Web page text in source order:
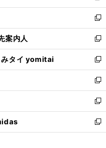
開
く
ウ
で
開
く
ウ
ィ
ン
ド
ウ
で
開
く
し
い
ウ
ィ
ン
ド
ウ
で
開
く
新
し
い
ウ
ィ
ン
ド
ウ
で
開
く
案内人
新
し
い
ウ
ィ
ン
ド
ウ
で
開
みタイ yomitai
新
し
い
ウ
ィ
ン
ド
ウ
新
し
い
ウ
ィ
ン
新
し
い
ウ
新
し